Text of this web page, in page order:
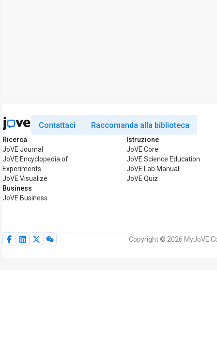
Contattaci Raccomanda alla biblioteca
Ricerca
JoVE Journal
JoVE Encyclopedia of
Experiments
JoVE Visualize
Business
JoVE Business
Istruzione
JoVE Core
JoVE Science Education
JoVE Lab Manual
JoVE Quiz
Copyright © 2026 MyJoVE